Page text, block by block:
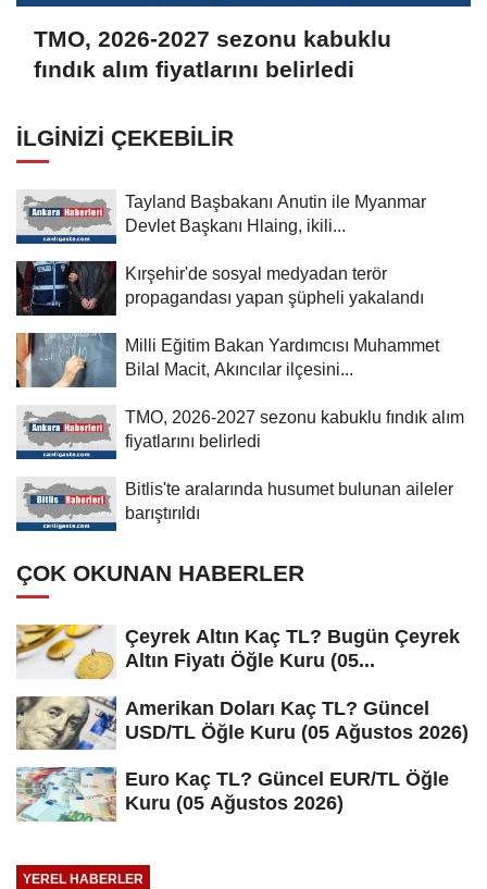
TMO, 2026-2027 sezonu kabuklu
fındık alım fiyatlarını belirledi
İLGINIZI ÇEKEBILIR
Tayland Başbakanı Anutin ile Myanmar
Devlet Başkanı Hlaing, ikili...
Kırşehir'de sosyal medyadan terör
propagandası yapan şüpheli yakalandı
Milli Eğitim Bakan Yardımcısı Muhammet
Bilal Macit, Akıncılar ilçesini...
TMO, 2026-2027 sezonu kabuklu fındık alım
fiyatlarını belirledi
Bitlis'te aralarında husumet bulunan aileler
barıştırıldı
ÇOK OKUNAN HABERLER
Çeyrek Altın Kaç TL? Bugün Çeyrek
Altın Fiyatı Öğle Kuru (05...
Amerikan Doları Kaç TL? Güncel
USD/TL Öğle Kuru (05 Ağustos 2026)
Euro Kaç TL? Güncel EUR/TL Öğle
Kuru (05 Ağustos 2026)
YEREL HABERLER